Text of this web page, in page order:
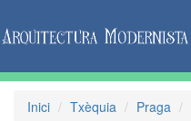
Inici Txèquia Praga